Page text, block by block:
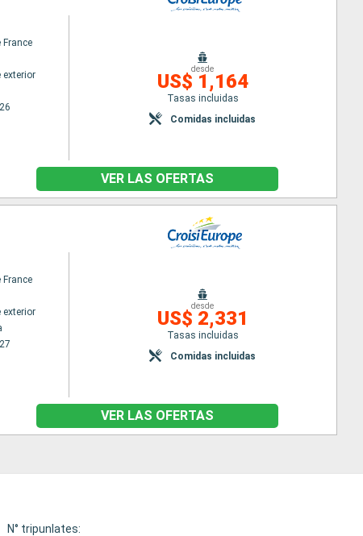
France
exterior
desde
US$ 1,164
Tasas incluidas
Comidas incluidas
VER LAS OFERTAS
France
exterior
desde
US$ 2,331
Tasas incluidas
Comidas incluidas
VER LAS OFERTAS
N° tripunlates: